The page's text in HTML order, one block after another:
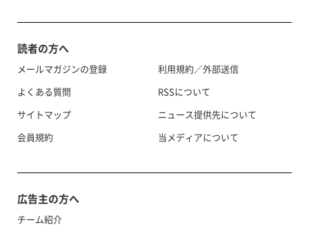
読者の方へ
メールマガジンの登録
よくある質問
サイトマップ
会員規約
利用規約／外部送信
RSSについて
ニュース提供先について
当メディアについて
広告主の方へ
チーム紹介